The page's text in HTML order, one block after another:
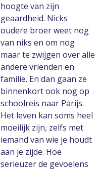
hoogte van zijn
geaardheid. Nicks
oudere broer weet nog
van niks en om nog
maar te zwijgen over alle
andere vrienden en
familie. En dan gaan ze
binnenkort ook nog op
schoolreis naar Parijs.
Het leven kan soms heel
moeilijk zijn, zelfs met
iemand van wie je houdt
aan je zijde. Hoe
serieuzer de gevoelens